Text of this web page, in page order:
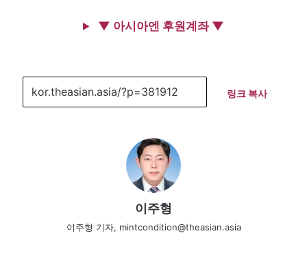
▼ 아시아엔 후원계좌 ▼
링크 복사
이주형
이주형 기자, mintcondition@theasian.asia